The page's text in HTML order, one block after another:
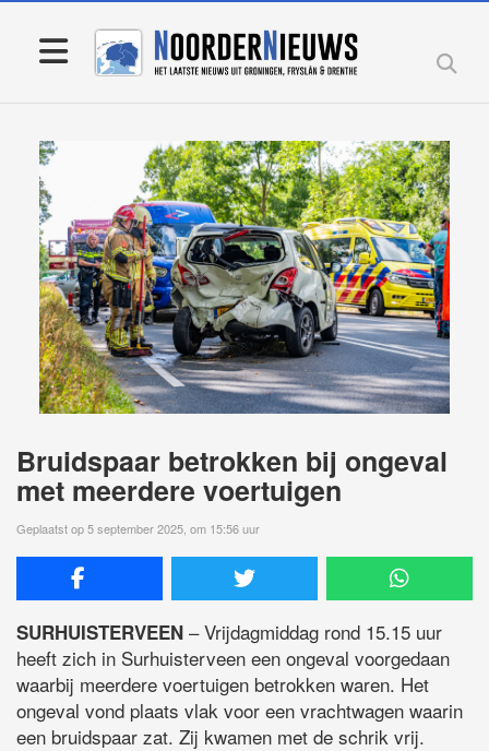
Bruidspaar betrokken bij ongeval
met meerdere voertuigen
Geplaatst op 5 september 2025, om 15:56 uur
SURHUISTERVEEN – Vrijdagmiddag rond 15.15 uur
heeft zich in Surhuisterveen een ongeval voorgedaan
waarbij meerdere voertuigen betrokken waren. Het
ongeval vond plaats vlak voor een vrachtwagen waarin
een bruidspaar zat. Zij kwamen met de schrik vrij.